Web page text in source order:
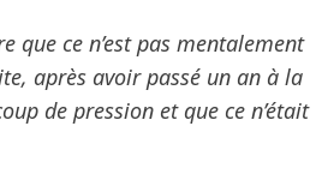
que ce n’est pas mentalement
après avoir passé un an à la
de pression et que ce n’était